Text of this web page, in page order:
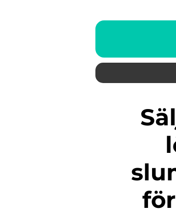
Säljstrategi som skapar